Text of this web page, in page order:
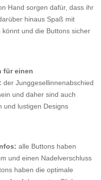
Hand sorgen dafür, dass ihr
hinaus Spaß mit
und die Buttons sicher
für einen
der Junggesellinnenabschied
und daher sind auch
und lustigen Designs
alle Buttons haben
und einen Nadelverschluss
haben die optimale